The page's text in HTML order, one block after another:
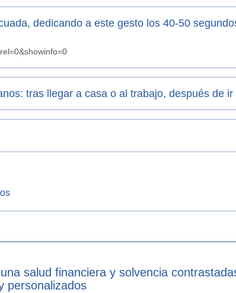
dedicando a este gesto los 40-50
tras llegar a casa o al trabajo, después de
salud financiera y solvencia
personalizados